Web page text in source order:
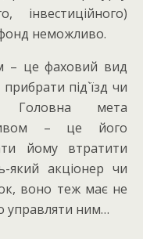
інвестиційного)
неможливо.
– це фаховий вид
під`їзд чи
Головна мета
– це його
йому втратити
який акціонер чи
воно теж має не
управляти ним…